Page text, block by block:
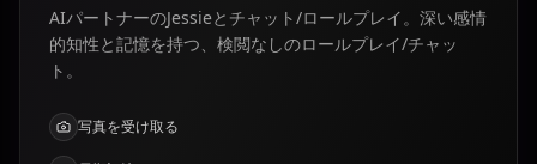
AIパートナーのJessieとチャット/ロールプレイ。深い感情
的知性と記憶を持つ、検閲なしのロールプレイ/チャッ
ト。
写真を受け取る